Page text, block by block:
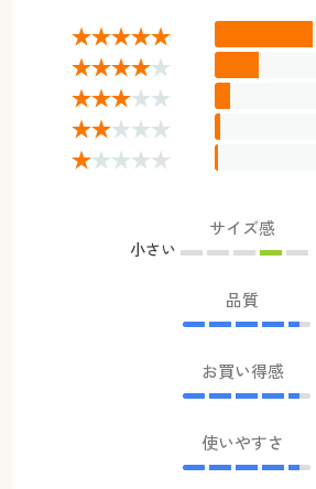
サイズ感
小さい
品質
お買い得感
使いやすさ